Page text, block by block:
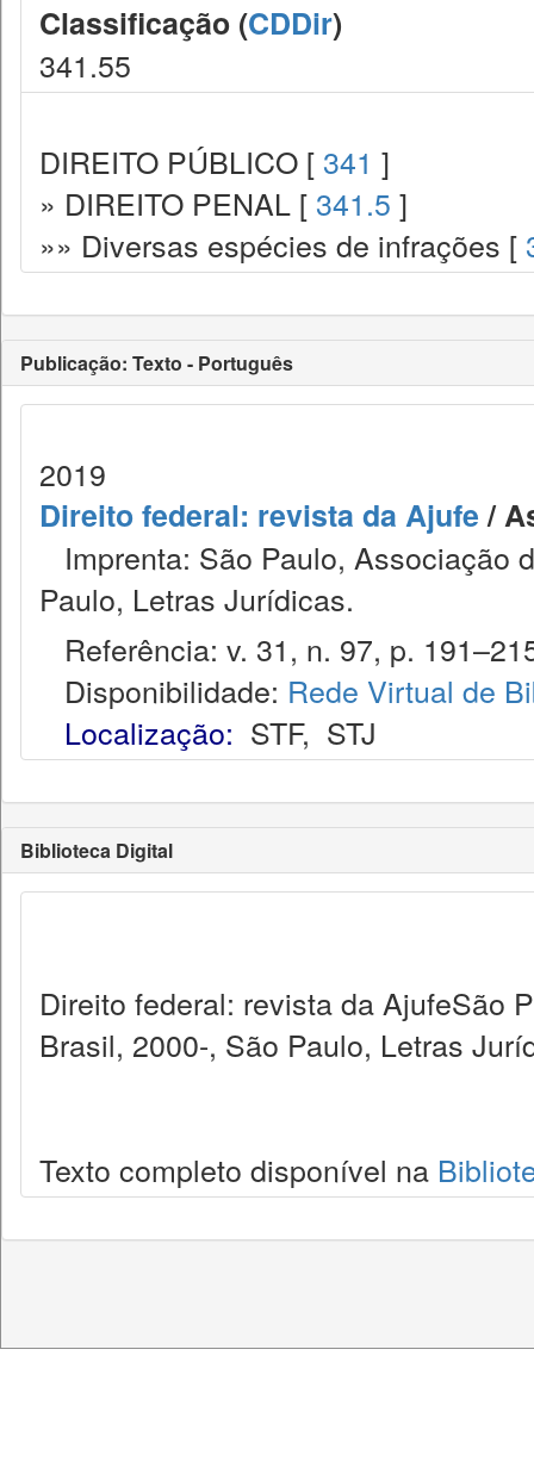
Classificação (CDDir)
341.55
DIREITO PÚBLICO [ 341 ]
» DIREITO PENAL [ 341.5 ]
»» Diversas espécies de infrações [
Publicação: Texto - Português
2019
Direito federal: revista da Ajufe/
Imprenta: São Paulo, Associação
Paulo, Letras Jurídicas.
Referência: v. 31, n. 97, p.
Disponibilidade: Rede Virtual de
Localização: STF, STJ
Biblioteca Digital
Direito federal: revista da AjufeSão
Brasil, 2000-, São Paulo, Letras
Texto completo disponível na